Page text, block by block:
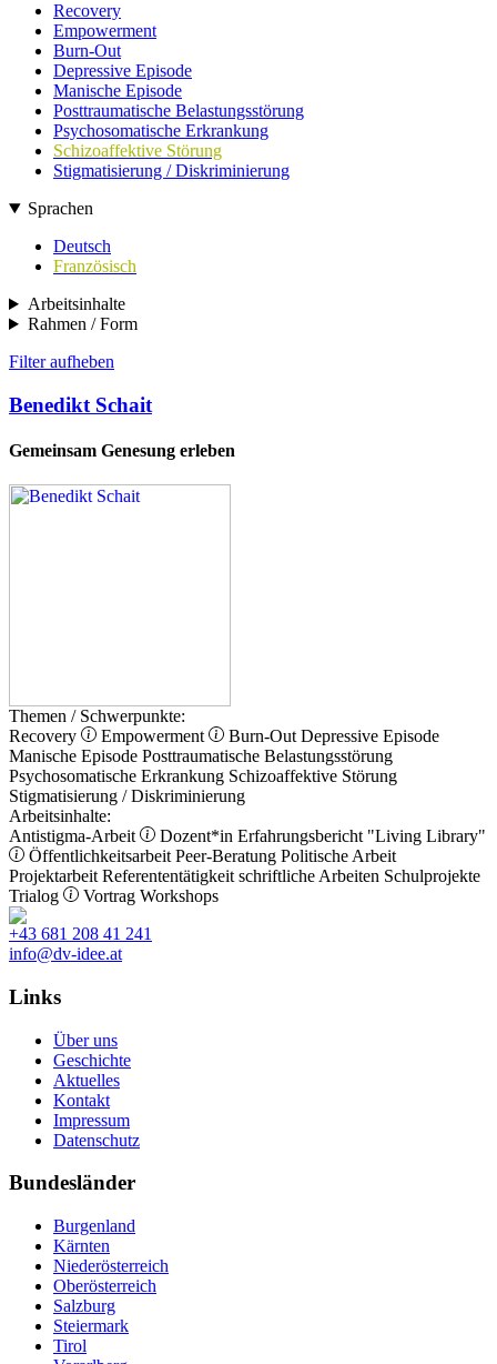
Recovery
Empowerment
Burn-Out
Depressive Episode
Manische Episode
Posttraumatische Belastungsstörung
Psychosomatische Erkrankung
Schizoaffektive Störung
Stigmatisierung / Diskriminierung
Sprachen
Deutsch
Französisch
Arbeitsinhalte
Rahmen / Form
Filter aufheben
Benedikt Schait
Gemeinsam Genesung erleben
Themen / Schwerpunkte:
Recovery
Empowerment Burn-Out Depressive Episode
Manische Episode Posttraumatische Belastungsstörung
Psychosomatische Erkrankung Schizoaffektive Störung
Stigmatisierung / Diskriminierung
Arbeitsinhalte:
Antistigma-Arbeit
Dozent*in Erfahrungsbericht "Living Library"
Öffentlichkeitsarbeit Peer-Beratung Politische Arbeit
Projektarbeit Referententätigkeit schriftliche Arbeiten Schulprojekte
Trialog
Vortrag Workshops
+43 681 208 41 241
info@dv-idee.at
Links
Über uns
Geschichte
Aktuelles
Kontakt
Impressum
Datenschutz
Bundesländer
Burgenland
Kärnten
Niederösterreich
Oberösterreich
Salzburg
Steiermark
Tirol